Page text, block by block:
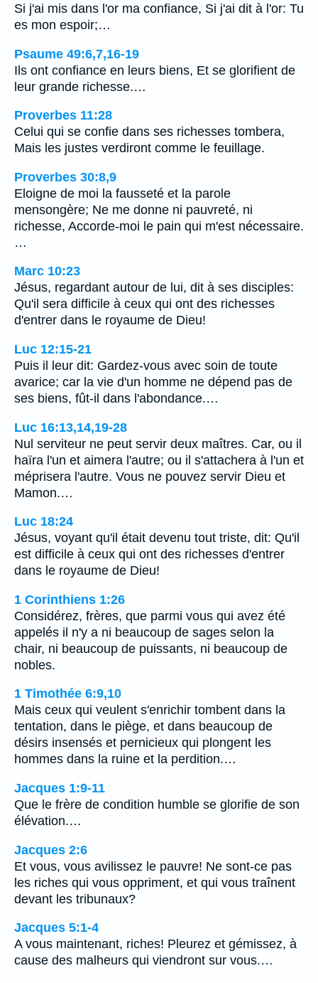
Si j'ai mis dans l'or ma confiance, Si j'ai dit à l'or: Tu
es mon espoir;…
Psaume 49:6,7,16-19
Ils ont confiance en leurs biens, Et se glorifient de
leur grande richesse.…
Proverbes 11:28
Celui qui se confie dans ses richesses tombera,
Mais les justes verdiront comme le feuillage.
Proverbes 30:8,9
Eloigne de moi la fausseté et la parole
mensongère; Ne me donne ni pauvreté, ni
richesse, Accorde-moi le pain qui m'est nécessaire.
…
Marc 10:23
Jésus, regardant autour de lui, dit à ses disciples:
Qu'il sera difficile à ceux qui ont des richesses
d'entrer dans le royaume de Dieu!
Luc 12:15-21
Puis il leur dit: Gardez-vous avec soin de toute
avarice; car la vie d'un homme ne dépend pas de
ses biens, fût-il dans l'abondance.…
Luc 16:13,14,19-28
Nul serviteur ne peut servir deux maîtres. Car, ou il
haïra l'un et aimera l'autre; ou il s'attachera à l'un et
méprisera l'autre. Vous ne pouvez servir Dieu et
Mamon.…
Luc 18:24
Jésus, voyant qu'il était devenu tout triste, dit: Qu'il
est difficile à ceux qui ont des richesses d'entrer
dans le royaume de Dieu!
1 Corinthiens 1:26
Considérez, frères, que parmi vous qui avez été
appelés il n'y a ni beaucoup de sages selon la
chair, ni beaucoup de puissants, ni beaucoup de
nobles.
1 Timothée 6:9,10
Mais ceux qui veulent s'enrichir tombent dans la
tentation, dans le piège, et dans beaucoup de
désirs insensés et pernicieux qui plongent les
hommes dans la ruine et la perdition.…
Jacques 1:9-11
Que le frère de condition humble se glorifie de son
élévation.…
Jacques 2:6
Et vous, vous avilissez le pauvre! Ne sont-ce pas
les riches qui vous oppriment, et qui vous traînent
devant les tribunaux?
Jacques 5:1-4
A vous maintenant, riches! Pleurez et gémissez, à
cause des malheurs qui viendront sur vous.…